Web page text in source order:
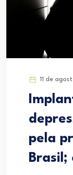
11 de
pela
Brasil;